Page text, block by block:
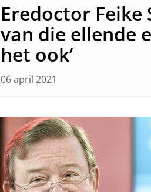
Eredoctor Feike
van die ellende
het ook’
06 april 2021